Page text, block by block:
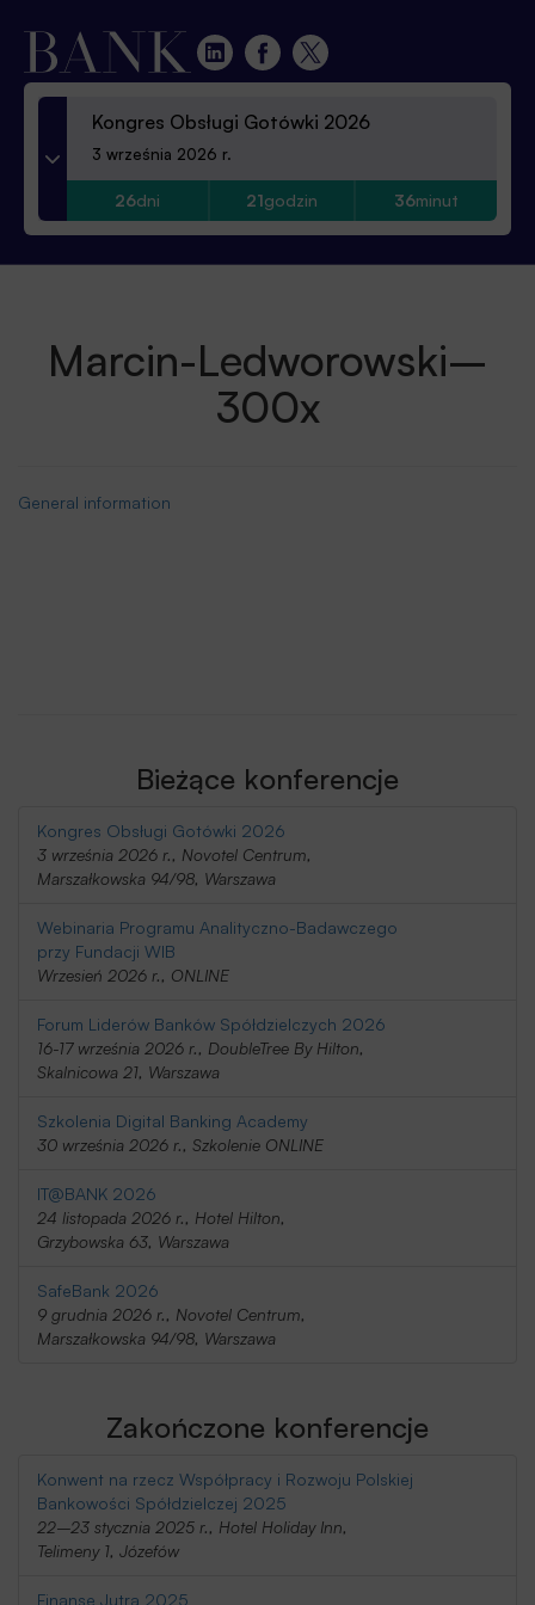
Kongres Obsługi Gotówki 2026
3 września 2026 r.
26dni 21godzin 36minut
Marcin-Ledworowski–
300x
General information
Bieżące konferencje
Kongres Obsługi Gotówki 2026
3 września 2026 r., Novotel Centrum,
Marszałkowska 94/98, Warszawa
Webinaria Programu Analityczno-Badawczego
przy Fundacji WIB
Wrzesień 2026 r., ONLINE
Forum Liderów Banków Spółdzielczych 2026
16-17 września 2026 r., DoubleTree By Hilton,
Skalnicowa 21, Warszawa
Szkolenia Digital Banking Academy
30 września 2026 r., Szkolenie ONLINE
IT@BANK 2026
24 listopada 2026 r., Hotel Hilton,
Grzybowska 63, Warszawa
SafeBank 2026
9 grudnia 2026 r., Novotel Centrum,
Marszałkowska 94/98, Warszawa
Zakończone konferencje
Konwent na rzecz Współpracy i Rozwoju Polskiej
Bankowości Spółdzielczej 2025
22–23 stycznia 2025 r., Hotel Holiday Inn,
Telimeny 1, Józefów
Finanse Jutra 2025